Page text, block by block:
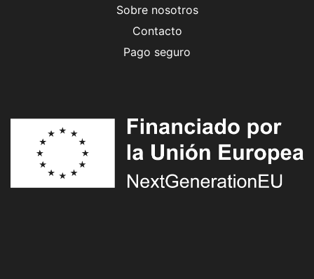
Sobre nosotros
Contacto
Pago seguro